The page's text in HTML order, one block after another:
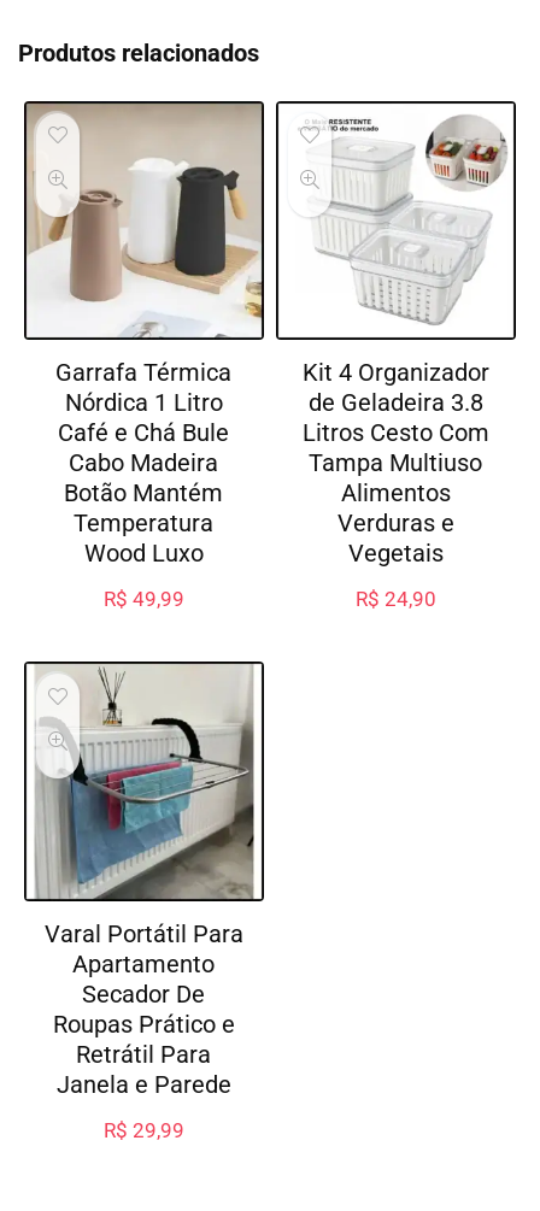
Produtos relacionados
Garrafa Térmica
Nórdica 1 Litro
Café e Chá Bule
Cabo Madeira
Botão Mantém
Temperatura
Wood Luxo
R$ 49,99
Kit 4 Organizador
de Geladeira 3.8
Litros Cesto Com
Tampa Multiuso
Alimentos
Verduras e
Vegetais
R$ 24,90
Varal Portátil Para
Apartamento
Secador De
Roupas Prático e
Retrátil Para
Janela e Parede
R$ 29,99